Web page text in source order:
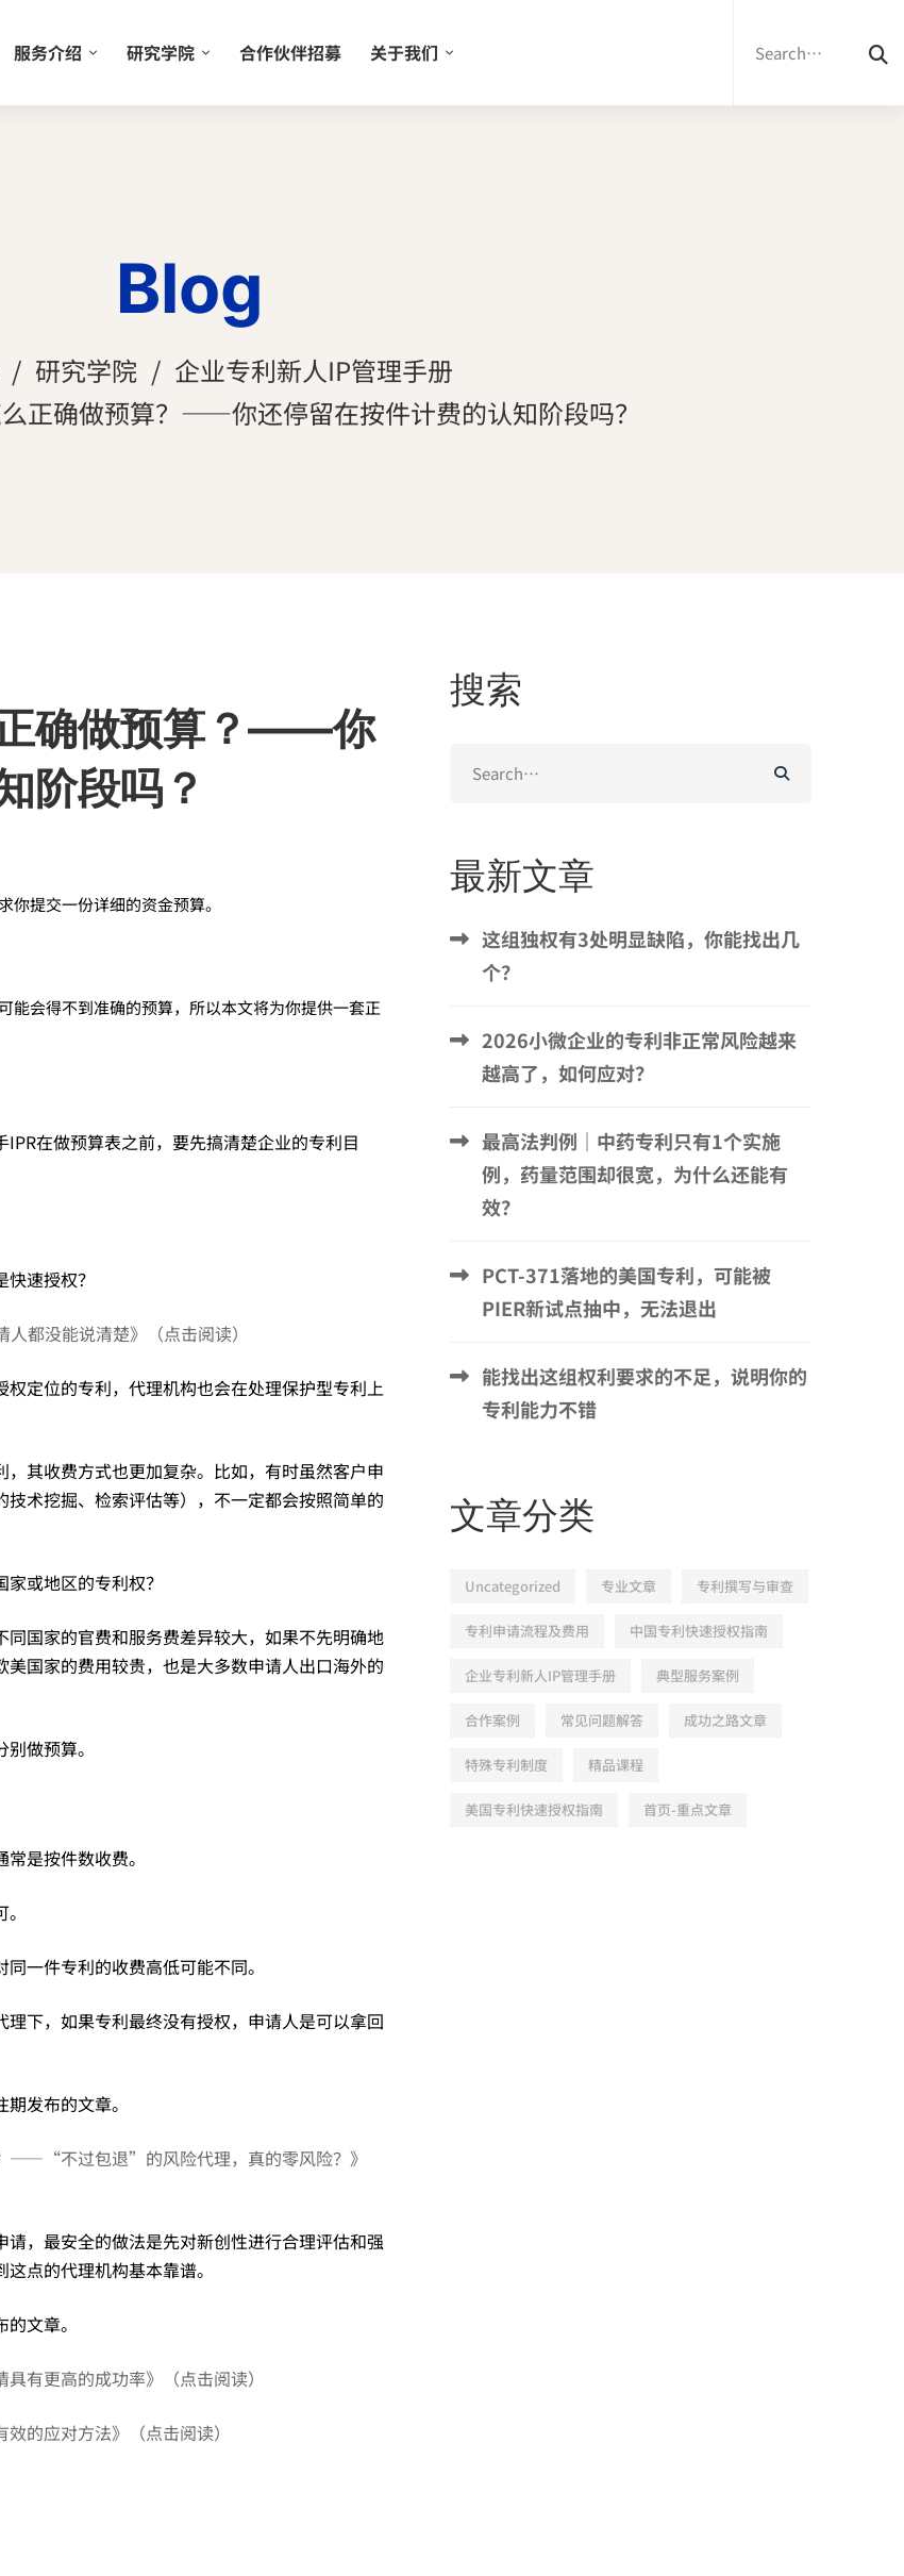
服务介绍 研究学院 合作伙伴招募 关于我们
Blog
研究学院
企业专利新人IP管理手册
正确做预算？——你还停留在按件计费的认知阶段吗？
确做预算？——你
阶段吗？
提交一份详细的资金预算。
会得不到准确的预算，所以本文将为你提供一套正
在做预算表之前，要先搞清楚企业的专利目
速授权？
都没能说清楚》（点击阅读）
定位的专利，代理机构也会在处理保护型专利上
其收费方式也更加复杂。比如，有时虽然客户申
术挖掘、检索评估等），不一定都会按照简单的
或地区的专利权？
国家的官费和服务费差异较大，如果不先明确地
国家的费用较贵，也是大多数申请人出口海外的
做预算。
是按件数收费。
一件专利的收费高低可能不同。
下，如果专利最终没有授权，申请人是可以拿回
发布的文章。
——“不过包退”的风险代理，真的零风险？》
，最安全的做法是先对新创性进行合理评估和强
点的代理机构基本靠谱。
文章。
有更高的成功率》（点击阅读）
的应对方法》（点击阅读）
搜索
for:
最新文章
这组独权有3处明显缺陷，你能找出几
个？
2026小微企业的专利非正常风险越来
越高了，如何应对？
最高法判例｜中药专利只有1个实施
例，药量范围却很宽，为什么还能有
效？
PCT-371落地的美国专利，可能被
PIER新试点抽中，无法退出
能找出这组权利要求的不足，说明你的
专利能力不错
文章分类
Uncategorized 专业文章 专利撰写与审查
专利申请流程及费用 中国专利快速授权指南
企业专利新人IP管理手册 典型服务案例
合作案例 常见问题解答 成功之路文章
特殊专利制度 精品课程
美国专利快速授权指南 首页-重点文章